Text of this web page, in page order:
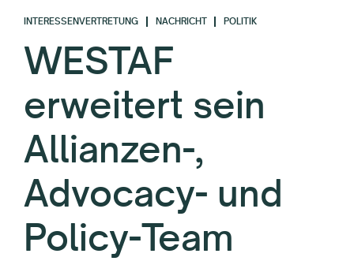
INTERESSENVERTRETUNG NACHRICHT POLITIK
WESTAF
erweitert sein
Allianzen-,
Advocacy- und
Policy-Team